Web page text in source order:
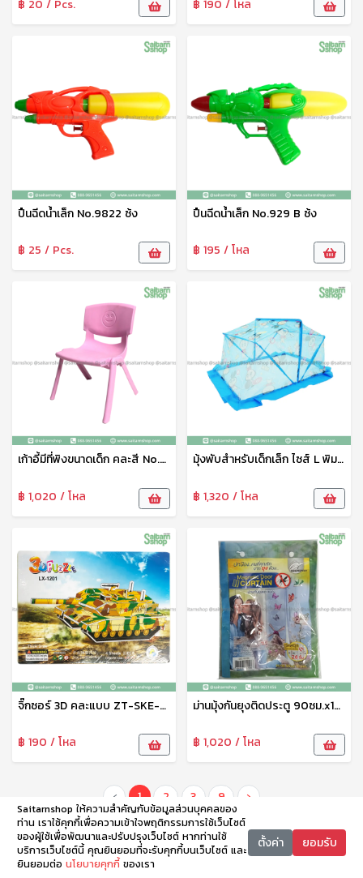
฿ 20 / Pcs. ฿ 190 / โหล
ปืนฉีดน้ำเล็ก No.9822 ซ้ง
฿ 25 / Pcs.
ปืนฉีดน้ำเล็ก No.929 B ซ้ง
฿ 195 / โหล
เก้าอี้มีที่พิงขนาดเด็ก คละสี No.DS-15410B Swordfish
฿ 1,020 / โหล
มุ้งพับสำหรับเด็กเล็ก ไซส์ L พิมพ์ลาย Netto
฿ 1,320 / โหล
จิ๊กซอร์ 3D คละแบบ ZT-SKE-6113
฿ 190 / โหล
ม่านมุ้งกันยุงติดประตู 90ซม.x120ซม. DS-15158 TL
฿ 1,020 / โหล
‹ 1 2 3 9 ›
Saitarnshop ให้ความสำคัญกับข้อมูลส่วนบุคคลของ
ท่าน เราใช้คุกกี้เพื่อความเข้าใจพฤติกรรมการใช้เว็บไซต์
ของผู้ใช้เพื่อพัฒนาและปรับปรุงเว็บไซต์ หากท่านใช้
บริการเว็บไซต์นี้ คุณยินยอมที่จะรับคุกกี้บนเว็บไซต์ และ
ยินยอมต่อ นโยบายคุกกี้ ของเรา
ตั้งค่า ยอมรับ